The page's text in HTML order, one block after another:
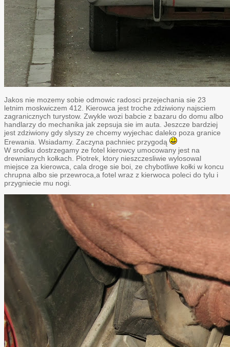
Jakos nie mozemy sobie odmowic radosci przejechania sie 23
letnim moskwiczem 412. Kierowca jest troche zdziwiony najsciem
zagranicznych turystow. Zwykle wozi babcie z bazaru do domu albo
handlarzy do mechanika jak zepsuja sie im auta. Jeszcze bardziej
jest zdziwiony gdy slyszy ze chcemy wyjechac daleko poza granice
Erewania. Wsiadamy. Zaczyna pachniec przygodą
W srodku dostrzegamy ze fotel kierowcy umocowany jest na
drewnianych kołkach. Piotrek, ktory nieszczesliwie wylosowal
miejsce za kierowca, cala droge sie boi, ze chybotliwe kołki w koncu
chrupna albo sie przewroca,a fotel wraz z kierwoca poleci do tylu i
przygniecie mu nogi.